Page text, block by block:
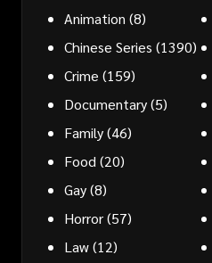
Animation (8)
Chinese Series (1390)
Crime (159)
Documentary(5)
Family(46)
Food (20)
Gay(8)
Horror(57)
Law(12)